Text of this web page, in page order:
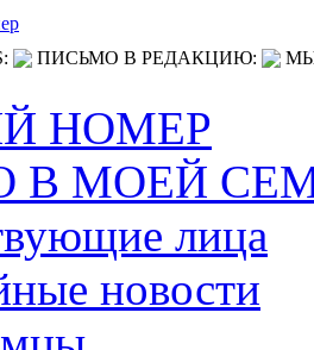
ПИСЬМО В РЕДАКЦИЮ:
НОМЕР
В МОЕЙ
лица
новости